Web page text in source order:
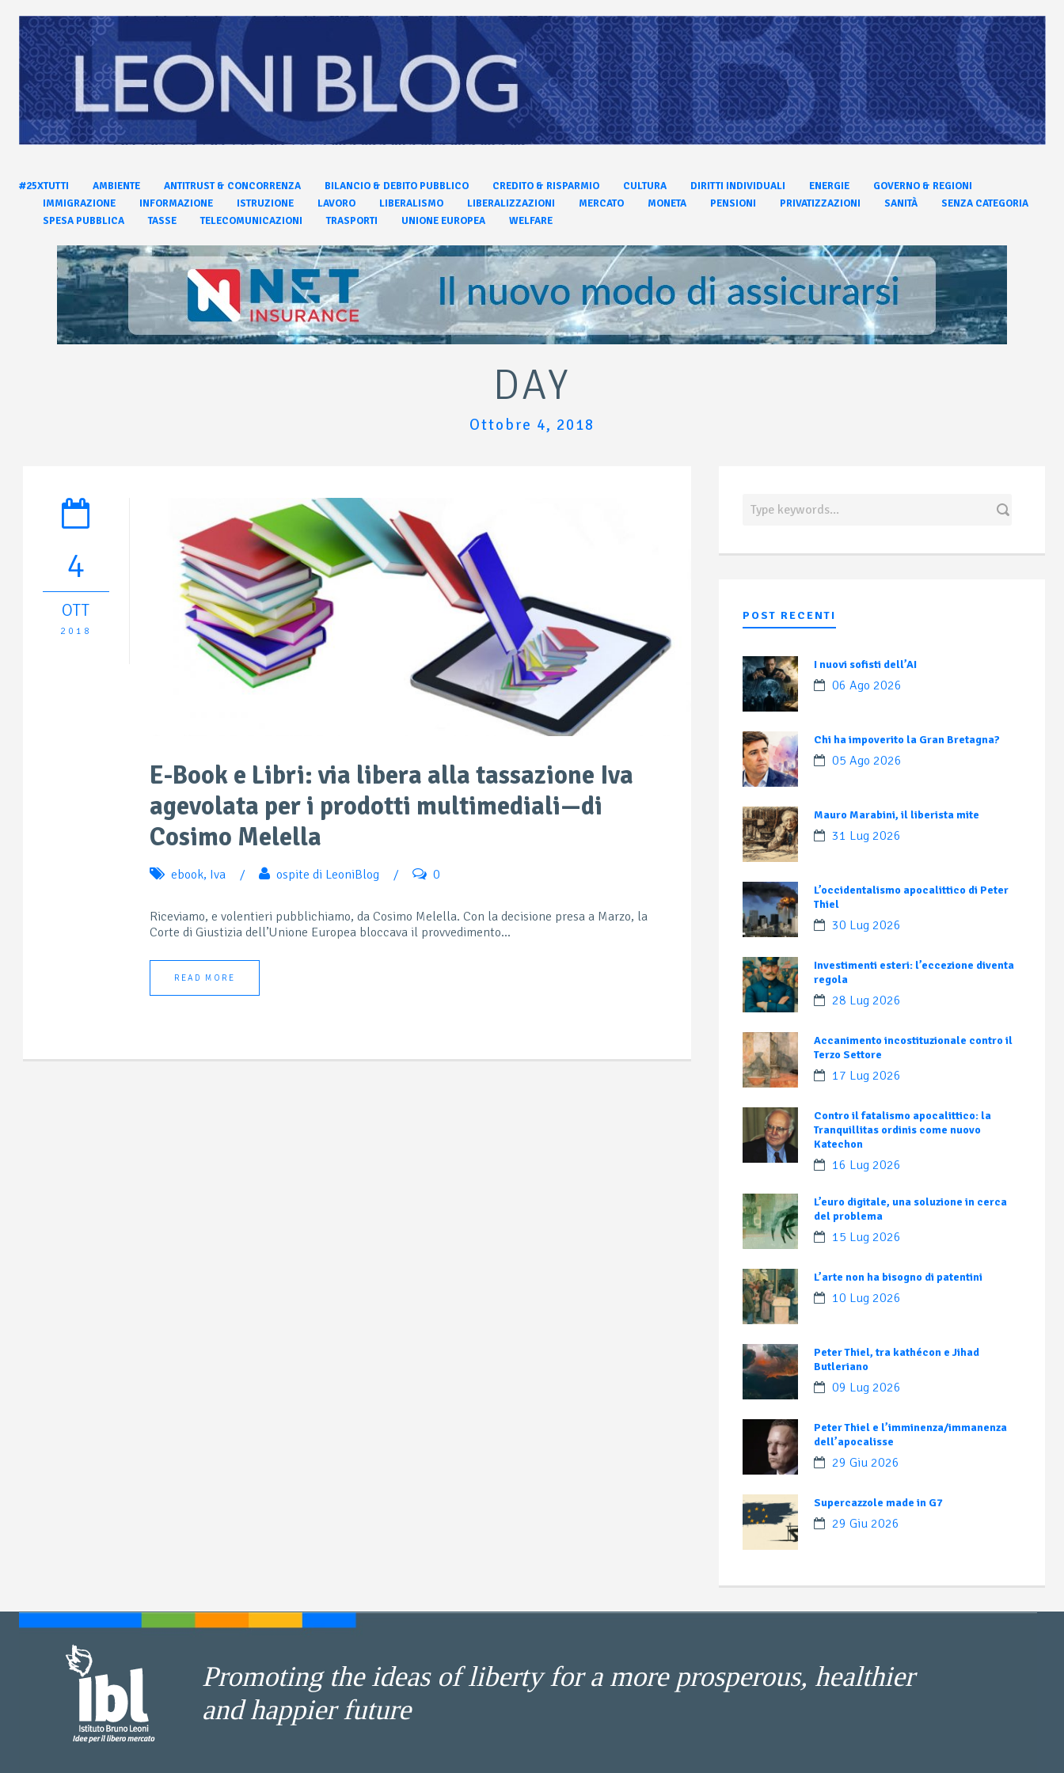
#25XTUTTI AMBIENTE ANTITRUST & CONCORRENZA BILANCIO & DEBITO PUBBLICO CREDITO & RISPARMIO CULTURA DIRITTI INDIVIDUALI ENERGIE
GOVERNO & REGIONI
IMMIGRAZIONE
INFORMAZIONE ISTRUZIONE LAVORO LIBERALISMO LIBERALIZZAZIONI MERCATO MONETA PENSIONI PRIVATIZZAZIONI SANITÀ
SENZA CATEGORIA
SPESA PUBBLICA
TASSE TELECOMUNICAZIONI TRASPORTI UNIONE EUROPEA WELFARE
DAY
Ottobre 4, 2018
4
OTT
2018
E-Book e Libri: via libera alla tassazione Iva
agevolata per i prodotti multimediali—di
Cosimo Melella
ebook, Iva / ospite di LeoniBlog / 0
Riceviamo, e volentieri pubblichiamo, da Cosimo Melella. Con la decisione presa a Marzo, la
Corte di Giustizia dell’Unione Europea bloccava il provvedimento...
READ MORE
POST RECENTI
I nuovi sofisti dell’AI
06 Ago 2026
Chi ha impoverito la Gran Bretagna?
05 Ago 2026
Mauro Marabini, il liberista mite
31 Lug 2026
L’occidentalismo apocalittico di Peter
Thiel
30 Lug 2026
Investimenti esteri: l’eccezione diventa
regola
28 Lug 2026
Accanimento incostituzionale contro il
Terzo Settore
17 Lug 2026
Contro il fatalismo apocalittico: la
Tranquillitas ordinis come nuovo
Katechon
16 Lug 2026
L’euro digitale, una soluzione in cerca
del problema
15 Lug 2026
L’arte non ha bisogno di patentini
10 Lug 2026
Peter Thiel, tra kathécon e Jihad
Butleriano
09 Lug 2026
Peter Thiel e l’imminenza/immanenza
dell’apocalisse
29 Giu 2026
Supercazzole made in G7
29 Giu 2026
Promoting the ideas of liberty for a more prosperous, healthier
and happier future